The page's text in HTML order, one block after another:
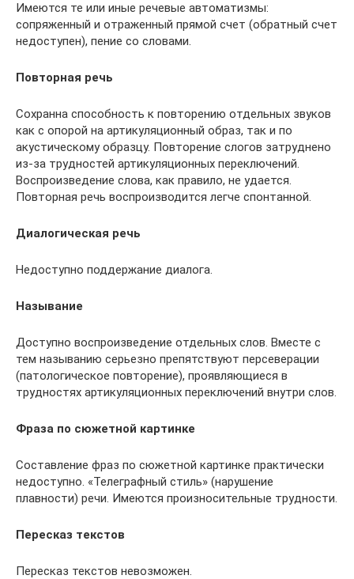
Имеются те или иные речевые автоматизмы:
сопряженный и отраженный прямой счет (обратный счет
недоступен), пение со словами.
Повторная речь
Сохранна способность к повторению отдельных звуков
как с опорой на артикуляционный образ, так и по
акустическому образцу. Повторение слогов затруднено
из-за трудностей артикуляционных переключений.
Воспроизведение слова, как правило, не удается.
Повторная речь воспроизводится легче спонтанной.
Диалогическая речь
Недоступно поддержание диалога.
Называние
Доступно воспроизведение отдельных слов. Вместе с
тем называнию серьезно препятствуют персеверации
(патологическое повторение), проявляющиеся в
трудностях артикуляционных переключений внутри слов.
Фраза по сюжетной картинке
Составление фраз по сюжетной картинке практически
недоступно. «Телеграфный стиль» (нарушение
плавности) речи. Имеются произносительные трудности.
Пересказ текстов
Пересказ текстов невозможен.